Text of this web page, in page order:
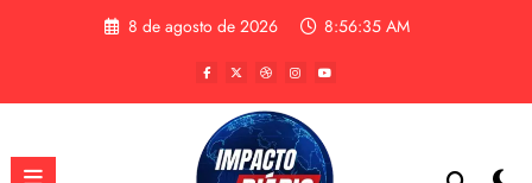
8 de agosto de 2026 8:56:35 AM